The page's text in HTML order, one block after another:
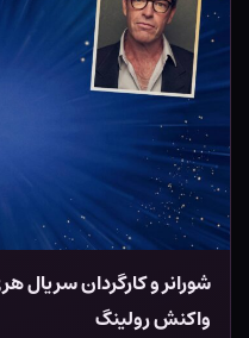
شورانر و کارگردان سریال
واکنش رولینگ